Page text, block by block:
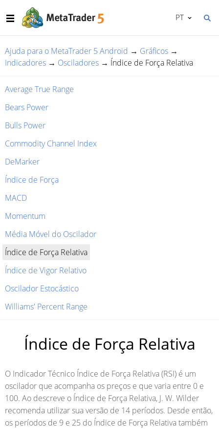
PT
Ajuda para o MetaTrader 5 Android → Gráficos →
Indicadores → Osciladores → Índice de Força Relativa
Average True Range
Bears Power
Bulls Power
Commodity Channel Index
DeMarker
Índice de Força
MACD
Momentum
Média Móvel do Oscilador
Índice de Força Relativa
Índice de Vigor Relativo
Oscilador Estocástico
Williams' Percent Range
Índice de Força Relativa
O Indicador Técnico Índice de Força Relativa (RSI) é um
oscilador que acompanha os preços e que varia entre 0 e
100. Ao descreve o Índice de Força Relativa, J. W. Wilder
recomenda utilizar sua versão de 14 períodos. Desde então,
os períodos de 9 e 25 do Índice de Força Relativa também